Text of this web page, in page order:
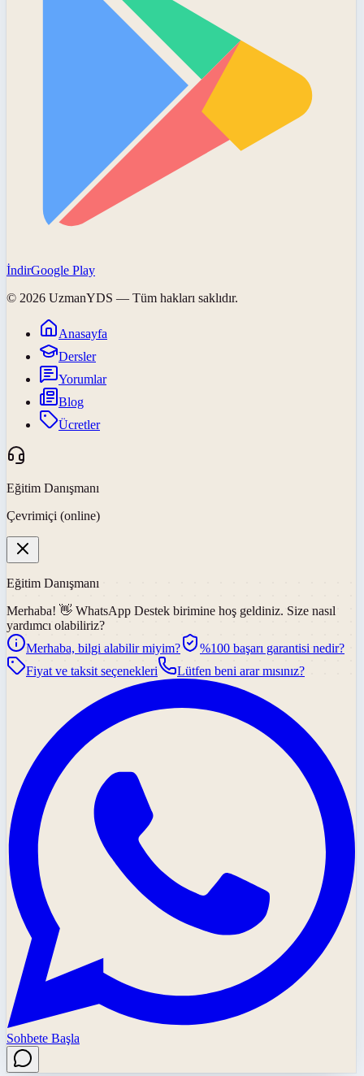
İndirGoogle Play
© 2026 UzmanYDS — Tüm hakları saklıdır.
Anasayfa
Dersler
Yorumlar
Blog
Ücretler
Eğitim Danışmanı
Çevrimiçi (online)
Eğitim Danışmanı
Merhaba! 👋 WhatsApp Destek birimine hoş geldiniz. Size nasıl
yardımcı olabiliriz?
Merhaba, bilgi alabilir miyim?
%100 başarı garantisi nedir?
Fiyat ve taksit seçenekleri
Lütfen beni arar mısınız?
Sohbete Başla